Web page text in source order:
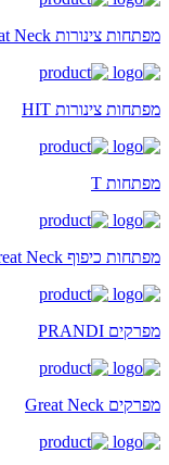
מפתחות צינורות Great Neck
מפתחות צינורות HIT
מפתחות T
מפתחות כיפוף Great Neck
מפרקים PRANDI
מפרקים Great Neck